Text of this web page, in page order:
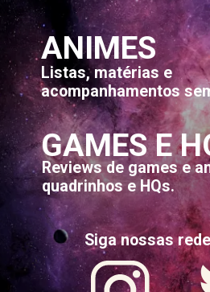
ANIMES
Listas, matérias e
acompanhamentos
GAMES E
Reviews de games e
quadrinhos e HQs.
Siga nossas